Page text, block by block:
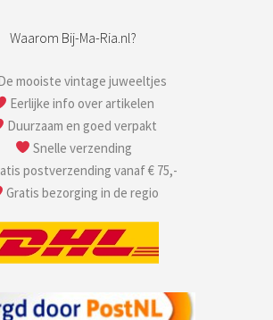
Waarom Bij-Ma-Ria.nl?
mooiste vintage juweeltjes
Eerlijke info over artikelen
Duurzaam en goed verpakt
Snelle verzending
postverzending vanaf € 75,-
Gratis bezorging in de regio